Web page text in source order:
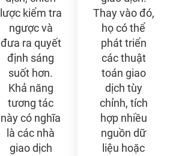
lược kiểm tra
ngược và
đưa ra quyết
định sáng
suốt hơn.
Khả năng
tương tác
này có nghĩa
là các nhà
giao dịch
Thay vào đó,
họ có thể
phát triển
các thuật
toán giao
dịch tùy
chỉnh, tích
hợp nhiều
nguồn dữ
liệu hoặc